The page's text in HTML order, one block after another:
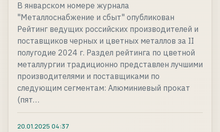
В январском номере журнала
"Металлоснабжение и сбыт" опубликован
Рейтинг ведущих российских производителей и
поставщиков черных и цветных металлов за II
полугодие 2024 г. Раздел рейтинга по цветной
металлургии традиционно представлен лучшими
производителями и поставщиками по
следующим сегментам: Алюминиевый прокат
(пят…
20.01.2025 04:37